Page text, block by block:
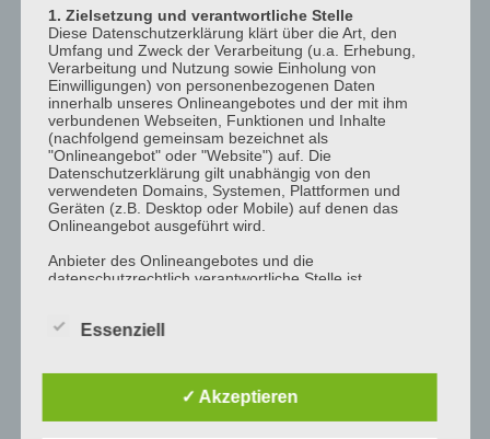
1:00
p.m.
2:00
p.m.
3:00
p.m.
4:00
p.m.
p.m.
p.m.
p.m.
1. Zielsetzung und verantwortliche Stelle
Diese Datenschutzerklärung klärt über die Art, den
Umfang und Zweck der Verarbeitung (u.a. Erhebung,
Verarbeitung und Nutzung sowie Einholung von
Einwilligungen) von personenbezogenen Daten
innerhalb unseres Onlineangebotes und der mit ihm
verbundenen Webseiten, Funktionen und Inhalte
(nachfolgend gemeinsam bezeichnet als
"Onlineangebot" oder "Website") auf. Die
Datenschutzerklärung gilt unabhängig von den
verwendeten Domains, Systemen, Plattformen und
Geräten (z.B. Desktop oder Mobile) auf denen das
Onlineangebot ausgeführt wird.
Anbieter des Onlineangebotes und die
datenschutzrechtlich verantwortliche Stelle ist
bezeichnet als "AnbieterIn", "wir" oder "uns"). Für die
Der Begriff "Nutzer" umfasst alle Kunden und Besucher
unseres Onlineangebotes. Die verwendeten
Essenziell
✓ Akzeptieren